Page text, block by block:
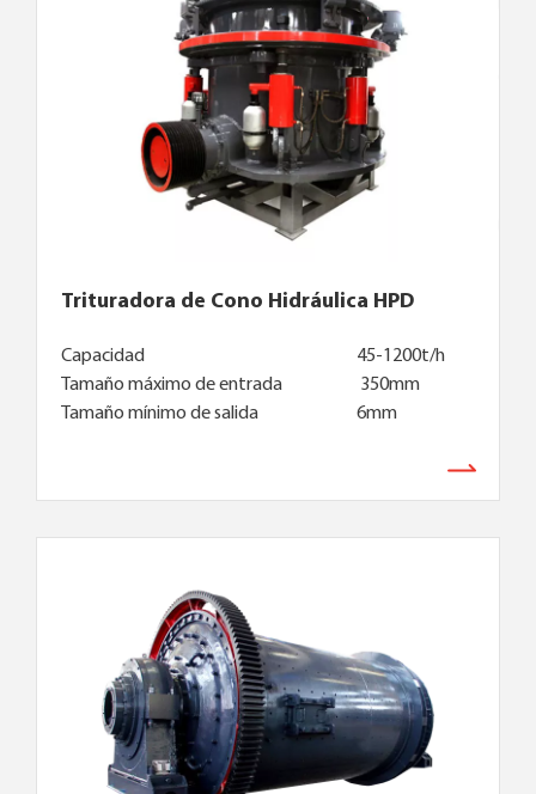
Trituradora de Cono Hidráulica HPD
Capacidad
45-1200t/h
Tamaño máximo de entrada
350mm
Tamaño mínimo de salida
6mm